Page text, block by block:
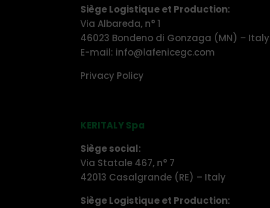
Siège Logistique et Production:
Via Albareda, n° 1
46023 Bondeno di Gonzaga (MN) – Italy
E-mail: info@lafenicegc.com
Privacy Policy
KERITALY Spa
Siège social:
Via Statale 467, n° 7
42013 Casalgrande (RE) – Italy
Siège Logistique et Production: